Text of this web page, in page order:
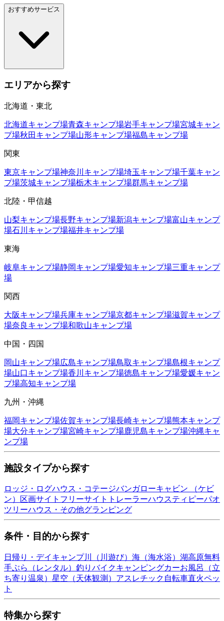
おすすめサービス
エリアから探す
北海道・東北
北海道キャンプ場青森キャンプ場岩手キャンプ場宮城キャン
プ場秋田 キャンプ場山形キャンプ場福島キャンプ場
関東
東京キャンプ場神奈川 キャンプ場埼玉キャンプ場千葉キャン
プ場茨城キャンプ場栃木キャンプ場群馬キャンプ場
北陸・甲信越
山梨キャンプ場長野キャンプ場新潟キャンプ場富山キャンプ
場石川 キャンプ場福井キャンプ場
東海
岐阜キャンプ場静岡キャンプ場愛知キャンプ場三重キャンプ
場
関西
大阪キャンプ場兵庫キャンプ場京都キャンプ場滋賀キャンプ
場奈良 キャンプ場和歌山キャンプ場
中国・四国
岡山キャンプ場広島キャンプ場鳥取キャンプ場島根キャンプ
場山口キャンプ場香川 キャンプ場徳島キャンプ場愛媛キャン
プ場高知キャンプ場
九州・沖縄
福岡キャンプ場佐賀キャンプ場長崎キャンプ場熊本キャンプ
場大分キャンプ場宮崎キャンプ場鹿児島キャンプ場沖縄キャ
ンプ場
施設タイプから探す
ロッジ・ログハウス・コテージバンガローキャビン （ケビ
ン）
区画サイト フリーサイト トレーラーハウスティピーパオ
ツリーハウス・その他グランピング
条件・目的から探す
日帰り・デイキャンプ川（川遊び） 海（海水浴） 湖高原無料
手ぶら（レンタル） 釣り バイクキャンピングカーお風呂（立
ち寄り温泉） 星空（天体観測） アスレチック 自転車直火ペッ
ト
特集から探す